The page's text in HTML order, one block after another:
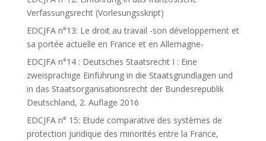
Verfassungsrecht (Vorlesungsskript)
EDCJFA n°13: Le droit au travail -son développement et
sa portée actuelle en France et en Allemagne-
EDCJFA n°14 : Deutsches Staatsrecht I : Eine
zweisprachige Einführung in die Staatsgrundlagen und
in das Staatsorganisationsrecht der Bundesrepublik
Deutschland, 2. Auflage 2016
EDCJFA n° 15: Etude comparative des systèmes de
protection juridique des minorités entre la France,